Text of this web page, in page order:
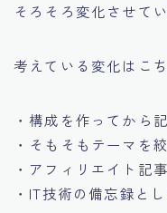
そろそろ変化させて
考えている変化はこち
・構成を作ってから
・そもそもテーマを
・アフィリエイト記
・IT技術の備忘録とし